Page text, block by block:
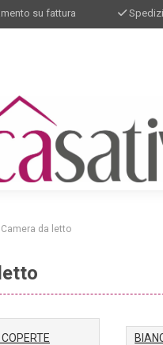
su fattura
Camera da letto